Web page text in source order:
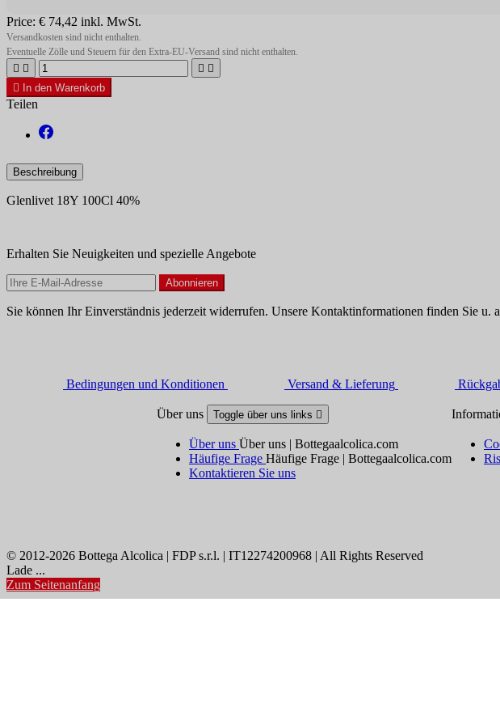
Price: € 74,42 inkl. MwSt.
Versandkosten sind nicht enthalten.
Eventuelle Zölle und Steuern für den Extra-EU-Versand sind nicht enthalten.
   
 In den Warenkorb
Teilen
Beschreibung
Glenlivet 18Y 100Cl 40%
Erhalten Sie Neuigkeiten und spezielle Angebote
Sie können Ihr Einverständnis jederzeit widerrufen. Unsere Kontaktinformationen finden Sie u.
Bedingungen und Konditionen Versand & Lieferung
Über uns Toggle über uns links 
Über uns Über uns | Bottegaalcolica.com
Häufige Frage Häufige Frage | Bottegaalcolica.com
Kontaktieren Sie uns
© 2012-2026 Bottega Alcolica | FDP s.r.l. | IT12274200968 | All Rights Reserved
Lade ...
Zum Seitenanfang